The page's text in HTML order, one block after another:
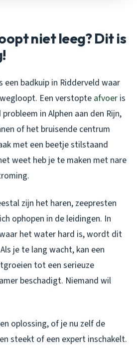
niet leeg? Dit is
badkuip in Ridderveld waar
Een verstopte afvoer is
in Alphen aan den Rijn,
of het bruisende centrum
met een beetje stilstaand
weet heb je te maken met nare
zijn het haren, zeepresten
ophopen in de leidingen. In
het water hard is, wordt dit
je te lang wacht, kan een
tot een serieuze
beschadigt. Niemand wil
oplossing, of je nu zelf de
steekt of een expert inschakelt.